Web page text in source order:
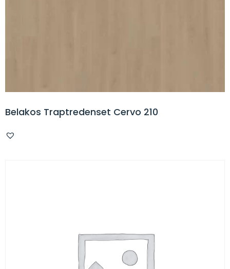
Belakos Traptredenset Cervo 210